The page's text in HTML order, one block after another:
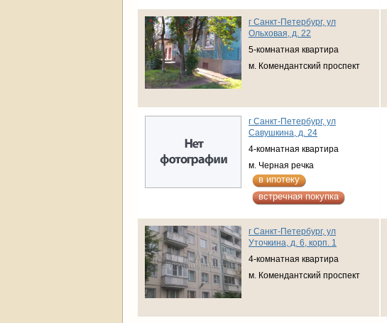
г Санкт-Петербург, ул
Ольховая, д. 22
5-комнатная квартира
м. Комендантский проспект
г Санкт-Петербург, ул
Савушкина, д. 24
4-комнатная квартира
м. Черная речка
в ипотеку
встречная покупка
г Санкт-Петербург, ул
Уточкина, д. 6, корп. 1
4-комнатная квартира
м. Комендантский проспект